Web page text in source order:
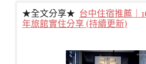
★全文分享★ 台中住宿推薦｜
年旅館實住分享 (持續更新)